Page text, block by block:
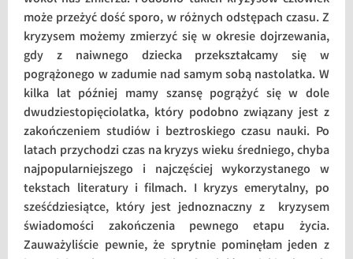
może przeżyć dość sporo, w różnych odstępach czasu. Z
kryzysem możemy zmierzyć się w okresie dojrzewania,
gdy z naiwnego dziecka przekształcamy się w
pogrążonego w zadumie nad samym sobą nastolatka. W
kilka lat później mamy szansę pogrążyć się w dole
dwudziestopięciolatka, który podobno związany jest z
zakończeniem studiów i beztroskiego czasu nauki. Po
latach przychodzi czas na kryzys wieku średniego, chyba
najpopularniejszego i najczęściej wykorzystanego w
tekstach literatury i filmach. I kryzys emerytalny, po
sześćdziesiątce, który jest jednoznaczny z kryzysem
świadomości zakończenia pewnego etapu życia.
Zauważyliście pewnie, że sprytnie pominęłam jeden z